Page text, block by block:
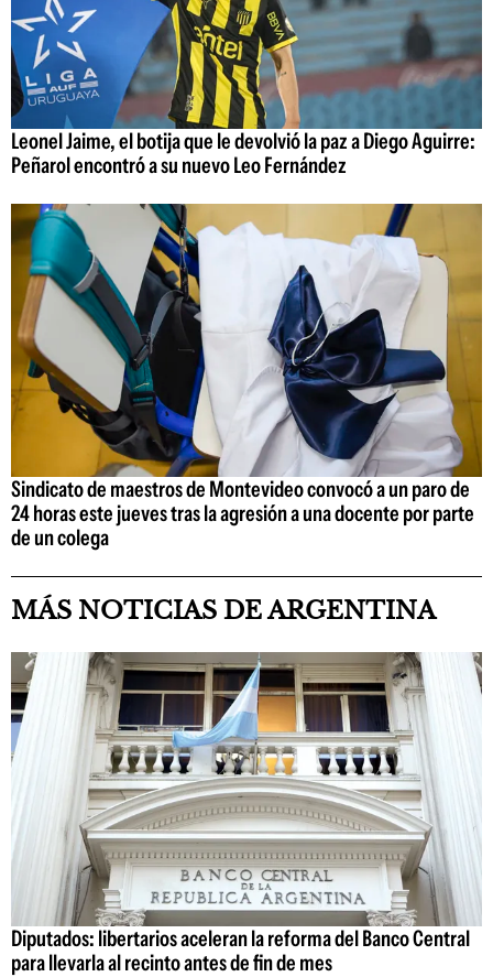
Leonel Jaime, el botija que le devolvió la paz a Diego Aguirre:
Peñarol encontró a su nuevo Leo Fernández
Sindicato de maestros de Montevideo convocó a un paro de
24 horas este jueves tras la agresión a una docente por parte
de un colega
MÁS NOTICIAS DE ARGENTINA
Diputados: libertarios aceleran la reforma del Banco Central
para llevarla al recinto antes de fin de mes